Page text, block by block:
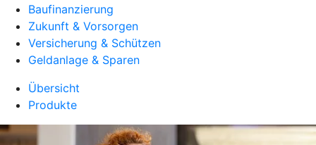
Baufinanzierung
Zukunft & Vorsorgen
Versicherung & Schützen
Geldanlage & Sparen
Übersicht
Produkte